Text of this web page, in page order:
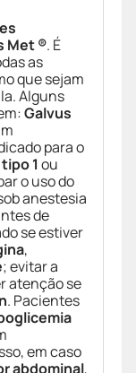
Met ®. É
as
que sejam
Alguns
Galvus
para o
1 ou
o uso do
anestesia
de
se estiver
,
; evitar a
atenção se
. Pacientes
em caso
abdominal,